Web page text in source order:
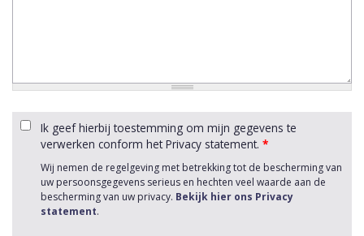
Ik geef hierbij toestemming om mijn gegevens te
verwerken conform het Privacy statement. *
Wij nemen de regelgeving met betrekking tot de bescherming van
uw persoonsgegevens serieus en hechten veel waarde aan de
bescherming van uw privacy. Bekijk hier ons Privacy
statement.